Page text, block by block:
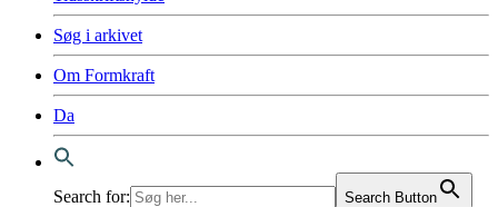
Søg i arkivet
Om Formkraft
Da
Search for: Search Button